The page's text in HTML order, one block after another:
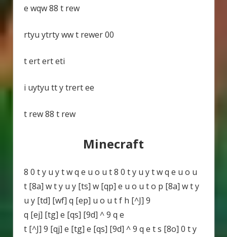
e wqw 88 t rew
rtyu ytrty ww t rewer 00
t ert ert eti
i uytyu tt y trert ee
t rew 88 t rew
Minecraft
8 0 t y u y t w q e u o u t 8 0 t y u y t w q e u o u
t [8a] w t y u y [ts] w [qp] e u o u t o p [8a] w t y
u y [td] [wf] q [ep] u o u t f h [^J] 9
q [ej] [tg] e [qs] [9d] ^ 9 q e
t [^J] 9 [qj] e [tg] e [qs] [9d] ^ 9 q e t s [8o] 0 t y